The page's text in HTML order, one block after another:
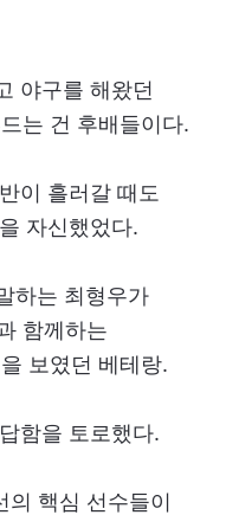
야구를 해왔던
는 건 후배들이다.
이 흘러갈 때도
자신했었다.
하는 최형우가
함께하는
보였던 베테랑.
함을 토로했다.
의 핵심 선수들이